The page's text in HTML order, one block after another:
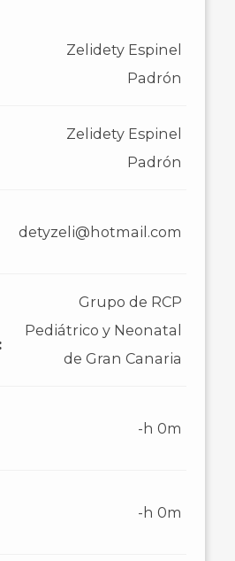
Zelidety Espinel
Padrón
Zelidety Espinel
Padrón
detyzeli@hotmail.com
Grupo de RCP
Pediátrico y Neonatal
de Gran Canaria
-h 0m
-h 0m